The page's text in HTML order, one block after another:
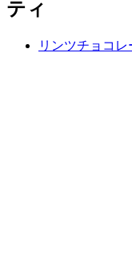
ティ
リンツチョコ